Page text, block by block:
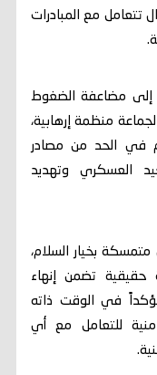
تتعامل مع المبادرات
إلى مضاعفة الضغوط
منظمة إرهابية،
في الحد من مصادر
العسكري وتهديد
بخيار السلام،
حقيقية تضمن إنهاء
في الوقت ذاته
للتعامل مع أي